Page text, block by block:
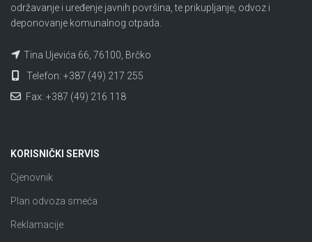
održavanje i uređenje javnih površina, te prikupljanje, odvoz i
deponovanje komunalnog otpada.
Tina Ujevića 66, 76100, Brčko
Telefon: +387 (49) 217 255
Fax: +387 (49) 216 118
KORISNIČKI SERVIS
Cjenovnik
Plan odvoza smeća
Reklamacije